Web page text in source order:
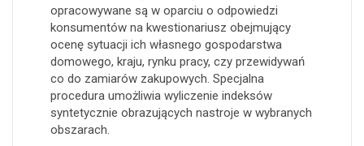
opracowywane są w oparciu o odpowiedzi
konsumentów na kwestionariusz obejmujący
ocenę sytuacji ich własnego gospodarstwa
domowego, kraju, rynku pracy, czy przewidywań
co do zamiarów zakupowych. Specjalna
procedura umożliwia wyliczenie indeksów
syntetycznie obrazujących nastroje w wybranych
obszarach.